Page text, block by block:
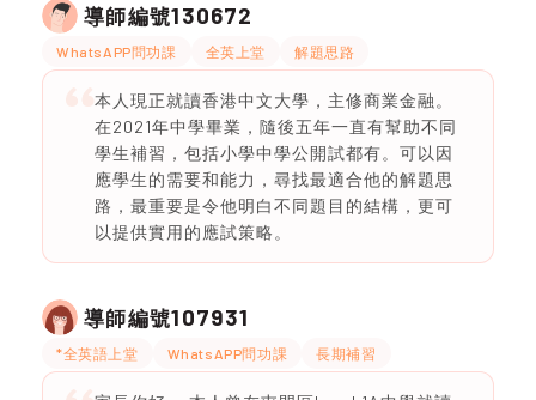
導師編號130672
WhatsAPP問功課 全英上堂 解題思路
本人現正就讀香港中文大學，主修商業金融。
在2021年中學畢業，隨後五年一直有幫助不同
學生補習，包括小學中學公開試都有。可以因
應學生的需要和能力，尋找最適合他的解題思
路，最重要是令他明白不同題目的結構，更可
以提供實用的應試策略。
導師編號107931
*全英語上堂 WhatsAPP問功課 長期補習